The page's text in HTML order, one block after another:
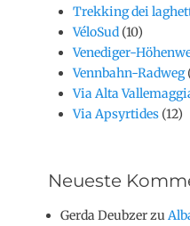
Trekking dei
VéloSud (10)
Venediger-
Vennbahn-Radweg
Via Alta
Via Apsyrtides (12)
Neueste
Gerda Deubzerzu